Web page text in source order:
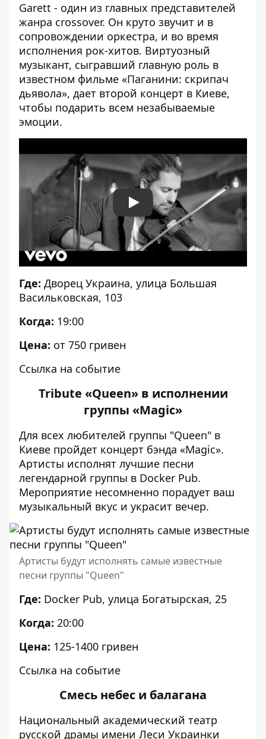
Garett - один из главных представителей
жанра crossover. Он круто звучит и в
сопровождении оркестра, и во время
исполнения рок-хитов. Виртуозный
музыкант, сыгравший главную роль в
известном фильме «Паганини: скрипач
дьявола», дает второй концерт в Киеве,
чтобы подарить всем незабываемые
эмоции.
Play
Где: Дворец Украина, улица Большая
Васильковская, 103
Когда: 19:00
Цена: от 750 гривен
Ссылка на событие
Tribute «Queen» в исполнении
группы «Magic»
Для всех любителей группы "Queen" в
Киеве пройдет концерт бэнда «Magic».
Артисты исполнят лучшие песни
легендарной группы в Docker Pub.
Мероприятие несомненно порадует ваш
музыкальный вкус и украсит вечер.
Артисты будут исполнять самые известные
песни группы "Queen"
Где: Docker Pub, улица Богатырская, 25
Когда: 20:00
Цена: 125-1400 гривен
Ссылка на событие
Смесь небес и балагана
Национальный академический театр
русской драмы имени Леси Украинки